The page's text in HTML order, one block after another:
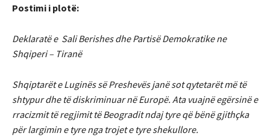
Postimi i plotë:
Deklaratë e Sali Berishes dhe Partisë Demokratike ne
Shqiperi – Tiranë
Shqiptarët e Luginës së Preshevës janë sot qytetarët më të
shtypur dhe të diskriminuar në Europë. Ata vuajnë egërsinë e
rracizmit të regjimit të Beogradit ndaj tyre që bënë gjithçka
për largimin e tyre nga trojet e tyre shekullore.